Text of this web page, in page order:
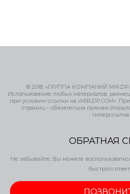
© 2018, «ГРУППА КОМПАНИЙ
Использование любых материалов,
при условии ссылки на «MIRZIP.COM».
страниц – обязательна прямая
гиперссылка.
ОБРАТНАЯ
Не забывайте, Вы можете
быстрого